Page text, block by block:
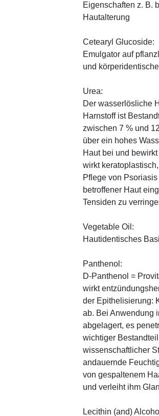
Eigenschaften z. B.
Hautalterung
Cetearyl Glucoside:
Emulgator auf
und
Urea:
Der wasserlösliche
Harnstoff ist
zwischen 7 % und
über ein hohes
Haut bei und
wirkt
Pflege von
betroffener Haut
Tensiden zu
Vegetable Oil:
Hautidentisches
Panthenol:
D-Panthenol =
wirkt
der Epithelisierung:
ab. Bei Anwendung
abgelagert, es
wichtiger
wissenschaftlicher
andauernde
von gespaltenem
und verleiht ihm
Lecithin (and)